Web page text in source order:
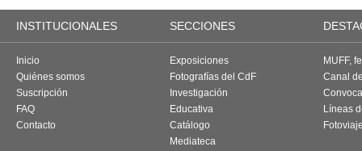
INSTITUCIONALES SECCIONES
Inicio
Quiénes somos
Suscripción
FAQ
Contacto
Exposiciones
Fotografías del CdF
Investigación
Educativa
Catálogo
Mediateca
MUFF,
Canal
Líneas